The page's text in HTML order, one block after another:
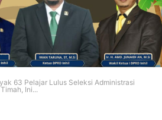
63 Pelajar Lulus Seleksi Administrasi
Ini...